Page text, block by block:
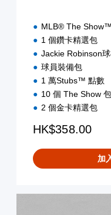
MLB® The
1 個鑽卡精選包
Jackie Robinson
球員裝備包
1 萬Stubs™ 點數
10 個 The Show 包
2 個金卡精選包
HK$358.00
加